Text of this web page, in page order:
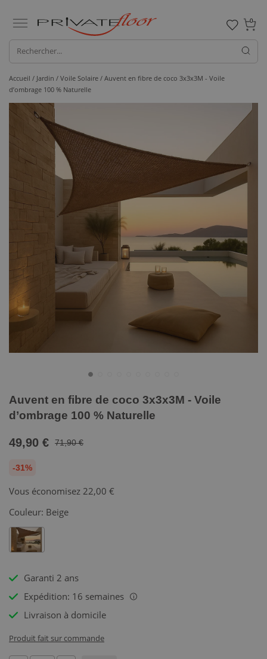
0
Accueil / Jardin / Voile Solaire / Auvent en fibre de coco 3x3x3M - Voile
d’ombrage 100 % Naturelle
Auvent en fibre de coco 3x3x3M - Voile
d’ombrage 100 % Naturelle
49,90 € 71,90 €
-31%
Vous économisez 22,00 €
Couleur: Beige
Garanti 2 ans
Expédition: 16 semaines
i
Livraison à domicile
Produit fait sur commande